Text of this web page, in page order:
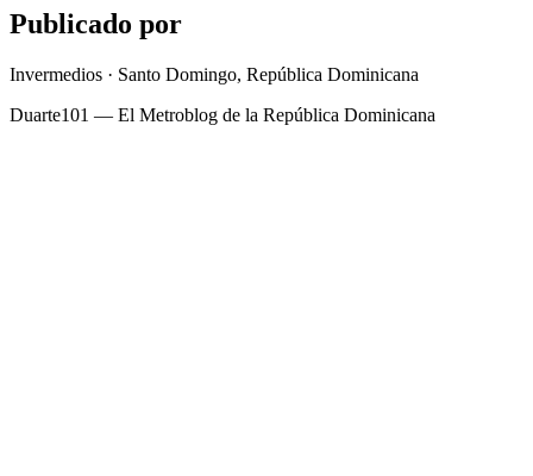
Publicado por
Invermedios · Santo Domingo, República Dominicana
Duarte101 — El Metroblog de la República Dominicana